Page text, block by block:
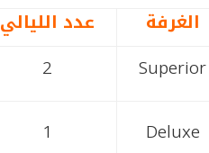
عدد الليالي
الغرفة
2
Superior
1
Deluxe